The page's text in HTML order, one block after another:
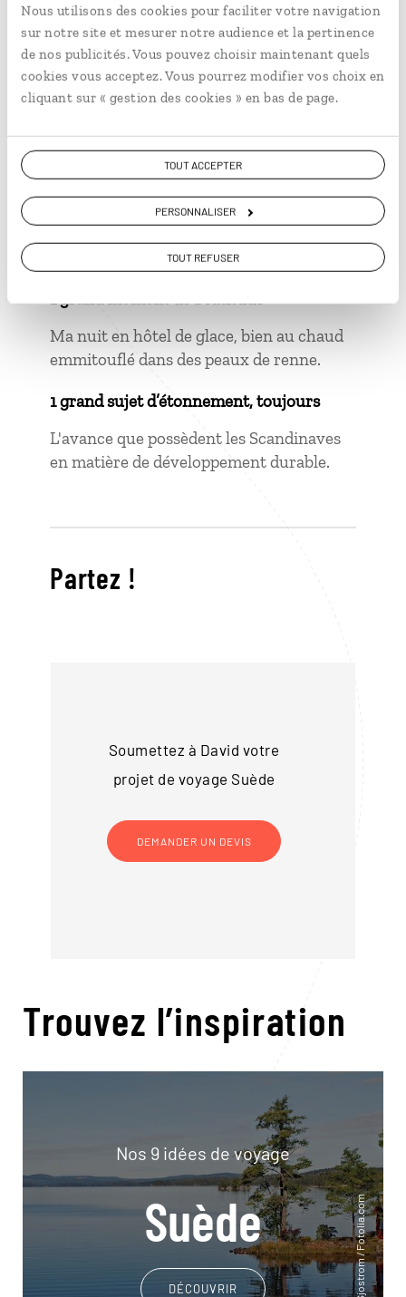
Nous utilisons des cookies pour faciliter votre navigation
sur notre site et mesurer notre audience et la pertinence
de nos publicités. Vous pouvez choisir maintenant quels
cookies vous acceptez. Vous pourrez modifier vos choix en
cliquant sur « gestion des cookies » en bas de page.
TOUT ACCEPTER
PERSONNALISER
TOUT REFUSER
Cuisiner les kanelbullar .
Pendant une randonnée en raquette, la
neige dissimulait un trou profond dans
lequel je suis tombé à pieds joints. Je me
1 grand moment de béatitude
Ma nuit en hôtel de glace, bien au chaud
emmitouflé dans des peaux de renne.
1 grand sujet d’étonnement, toujours
L'avance que possèdent les Scandinaves
en matière de développement durable.
Partez !
Soumettez à David votre
projet de voyage Suède
DEMANDER UN DEVIS
Trouvez l’inspiration
Nos 9 idées de voyage
Suède
DÉCOUVRIR